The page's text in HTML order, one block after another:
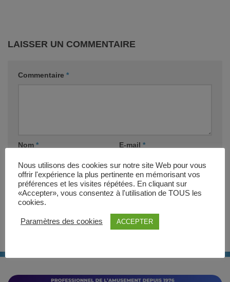
LAISSER UN COMMENTAIRE
Commentaire *
Nom * E-mail *
Site web
Nous utilisons des cookies sur notre site Web pour vous
offrir l'expérience la plus pertinente en mémorisant vos
préférences et les visites répétées. En cliquant sur
«Accepter», vous consentez à l'utilisation de TOUS les
cookies.
Paramètres des cookies ACCEPTER